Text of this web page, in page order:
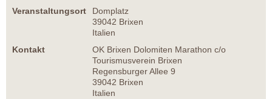
Veranstaltungsort
Domplatz
39042 Brixen
Italien
Kontakt
OK Brixen Dolomiten Marathon c/o
Tourismusverein Brixen
Regensburger Allee 9
39042 Brixen
Italien